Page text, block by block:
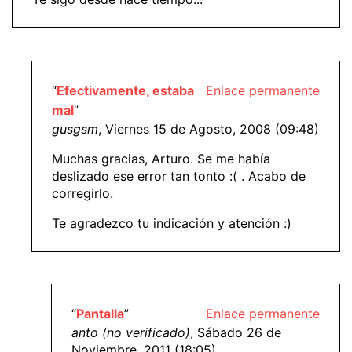
Enlace permanente
“Efectivamente, estaba
mal”
gusgsm, Viernes 15 de Agosto, 2008 (09:48)
Muchas gracias, Arturo. Se me había
deslizado ese error tan tonto :( . Acabo de
corregirlo.
Te agradezco tu indicación y atención :)
Enlace permanente
“Pantalla”
anto (no verificado), Sábado 26 de